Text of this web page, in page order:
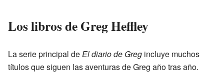
Los libros de Greg Heffley
La serie principal deEl diario de Greg incluye muchos
títulos que siguen las aventuras de Greg año tras año.